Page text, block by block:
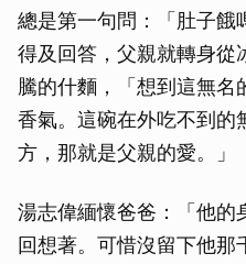
總是第一句問：「肚子餓
得及回答，父親就轉身從
騰的什麵，「想到這無名
香氣。這碗在外吃不到的
方，那就是父親的愛。」
湯志偉緬懷爸爸：「他的
回想著。可惜沒留下他